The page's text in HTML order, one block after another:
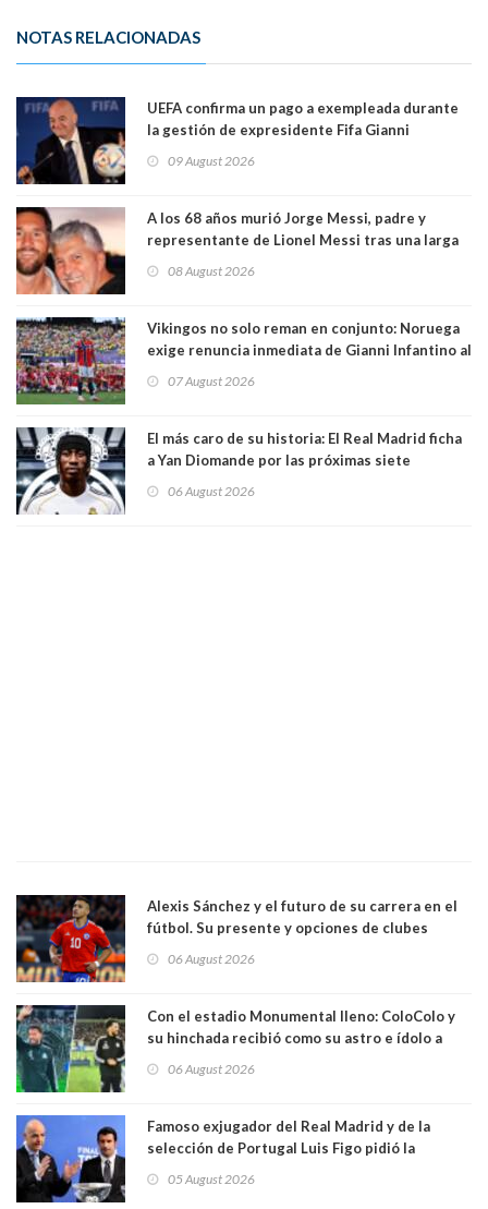
NOTAS RELACIONADAS
UEFA confirma un pago a exempleada durante
la gestión de expresidente Fifa Gianni
relación sentimental
09 August 2026
A los 68 años murió Jorge Messi, padre y
representante de Lionel Messi tras una larga
08 August 2026
Vikingos no solo reman en conjunto: Noruega
exige renuncia inmediata de Gianni Infantino al
07 August 2026
El más caro de su historia: El Real Madrid ficha
a Yan Diomande por las próximas siete
06 August 2026
Alexis Sánchez y el futuro de su carrera en el
fútbol. Su presente y opciones de clubes
06 August 2026
Con el estadio Monumental lleno: ColoColo y
su hinchada recibió como su astro e ídolo a
06 August 2026
Famoso exjugador del Real Madrid y de la
selección de Portugal Luis Figo pidió la
comportamiento más bajo y cobarde que he
05 August 2026